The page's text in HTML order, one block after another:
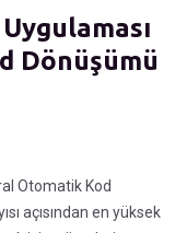
Dönüşümü
Otomatik Kod
açısından en yüksek